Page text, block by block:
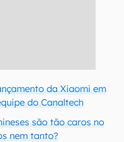
da Xiaomi em
do Canaltech
são tão caros no
nem tanto?